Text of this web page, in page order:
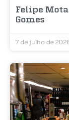
Felipe Mota
Gomes
7 de julho de